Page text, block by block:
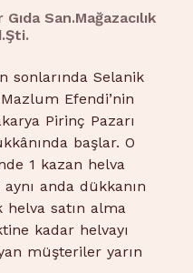
San.Mağazacılık
sonlarında Selanik
Efendi’nin
Pirinç Pazarı
başlar. O
1 kazan helva
anda dükkanın
helva satın alma
kadar helvayı
müşteriler yarın